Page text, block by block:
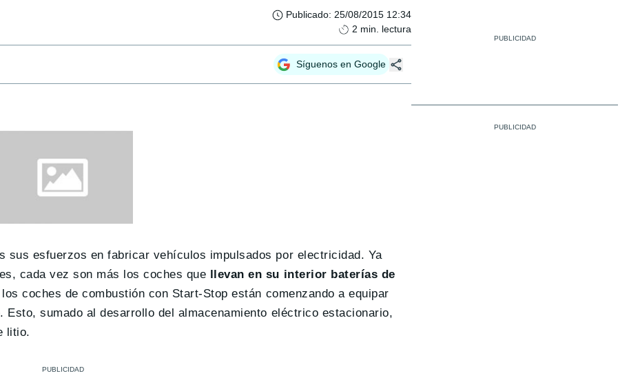
Publicado: 25/08/2015 12:34
2 min. lectura
Síguenos en Google
sus esfuerzos en fabricar vehículos impulsados por electricidad. Ya
cada vez son más los coches que llevan en su interior baterías de
coches de combustión con Start-Stop están comenzando a equipar
sumado al desarrollo del almacenamiento eléctrico estacionario,
litio.